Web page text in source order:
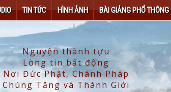
TIN TỨC HÌNH ẢNH BÀI GIẢNG PHỔ THÔNG